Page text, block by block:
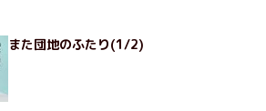
また団地のふたり(1/2)